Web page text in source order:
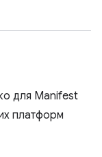
для Manifest
платформ